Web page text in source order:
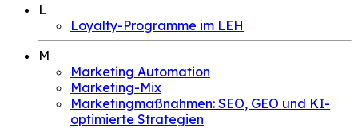
L
Loyalty-Programme im LEH
M
Marketing Automation
Marketing-Mix
Marketingmaßnahmen: SEO, GEO und KI-
optimierte Strategien